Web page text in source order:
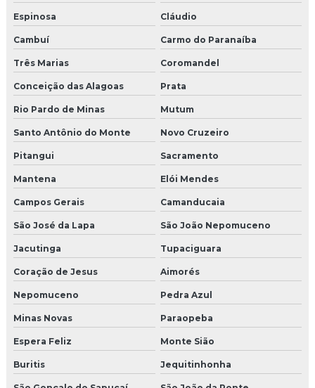
Espinosa Cláudio
Cambuí Carmo do Paranaíba
Três Marias Coromandel
Conceição das Alagoas Prata
Rio Pardo de Minas Mutum
Santo Antônio do Monte Novo Cruzeiro
Pitangui Sacramento
Mantena Elói Mendes
Campos Gerais Camanducaia
São José da Lapa São João Nepomuceno
Jacutinga Tupaciguara
Coração de Jesus Aimorés
Nepomuceno Pedra Azul
Minas Novas Paraopeba
Espera Feliz Monte Sião
Buritis Jequitinhonha